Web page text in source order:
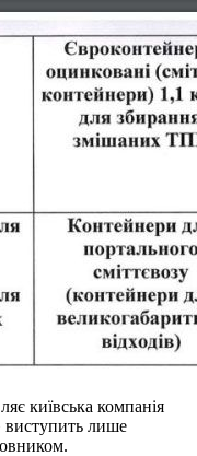
київська компанія
лише